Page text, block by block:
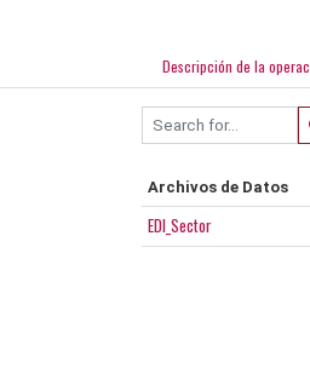
Descripción de la
Archivos de Datos
EDI_Sector